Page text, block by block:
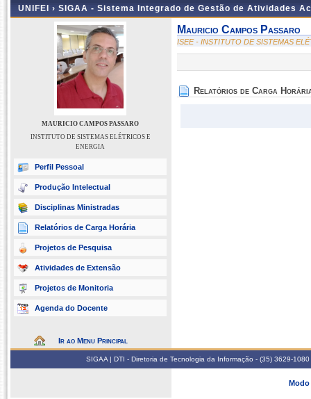
UNIFEI › SIGAA - Sistema Integrado de Gestão de Atividades
MAURICIO CAMPOS PASSARO
INSTITUTO DE SISTEMAS ELÉTRICOS E
ENERGIA
Perfil Pessoal
Produção Intelectual
Disciplinas Ministradas
Relatórios de Carga Horária
Projetos de Pesquisa
Atividades de Extensão
Projetos de Monitoria
Agenda do Docente
Ir ao Menu Principal
Mauricio Campos Passaro
ISEE - INSTITUTO DE SISTEMAS
Relatórios de Carga
SIGAA | DTI - Diretoria de Tecnologia da Informação - (35) 3629-
Modo